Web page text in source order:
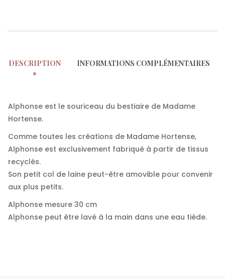
DESCRIPTION INFORMATIONS COMPLÉMENTAIRES
Alphonse est le souriceau du bestiaire de Madame
Hortense.
Comme toutes les créations de Madame Hortense,
Alphonse est exclusivement fabriqué à partir de tissus
recyclés.
Son petit col de laine peut-être amovible pour convenir
aux plus petits.
Alphonse mesure 30 cm
Alphonse peut être lavé à la main dans une eau tiède.